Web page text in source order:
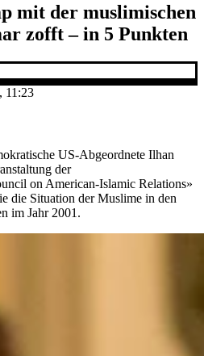
mit der muslimischen
zofft – in 5 Punkten
11:23
US-Abgeordnete Ilhan
der
on American-Islamic Relations»
die Situation der Muslime in den
im Jahr 2001.